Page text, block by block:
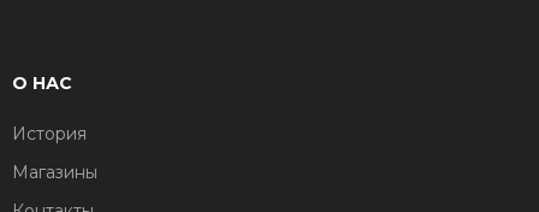
О НАС
История
Магазины